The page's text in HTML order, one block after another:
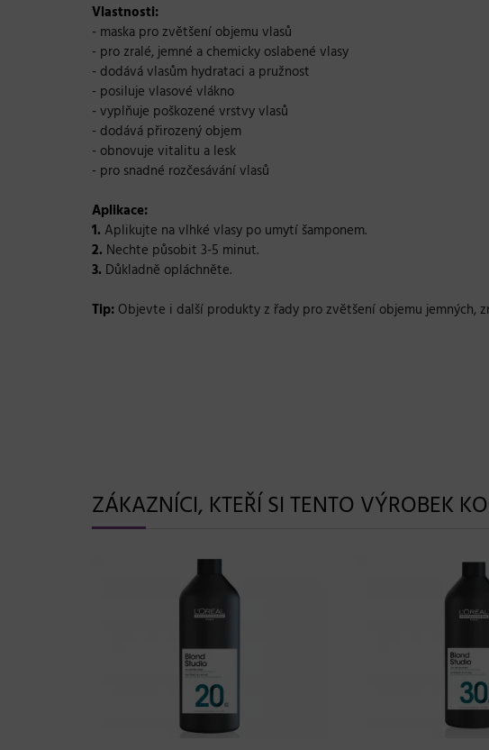
Vlastnosti:
- maska pro zvětšení objemu vlasů
- pro zralé, jemné a chemicky oslabené vlasy
- dodává vlasům hydrataci a pružnost
- posiluje vlasové vlákno
- vyplňuje poškozené vrstvy vlasů
- dodává přirozený objem
- obnovuje vitalitu a lesk
- pro snadné rozčesávání vlasů
Aplikace:
1. Aplikujte na vlhké vlasy po umytí šamponem.
2. Nechte působit 3-5 minut.
3. Důkladně opláchněte.
Tip: Objevte i další produkty z řady pro zvětšení objemu jemných,
ZÁKAZNÍCI, KTEŘÍ SI TENTO VÝROBEK